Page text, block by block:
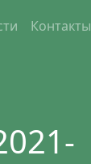
Контакты